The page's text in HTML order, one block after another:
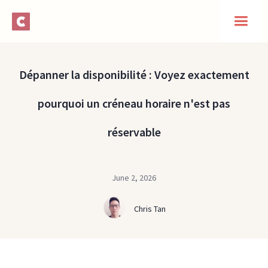
Dépanner la disponibilité : Voyez exactement
pourquoi un créneau horaire n'est pas
réservable
June 2, 2026
Chris Tan